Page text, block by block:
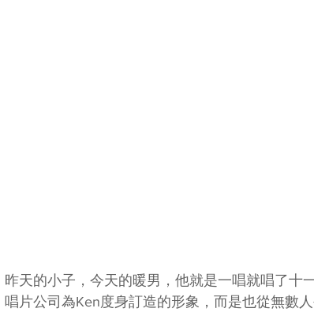
昨天的小子，今天的暖男，他就是一唱就唱了十
唱片公司為Ken度身訂造的形象，而是也從無數